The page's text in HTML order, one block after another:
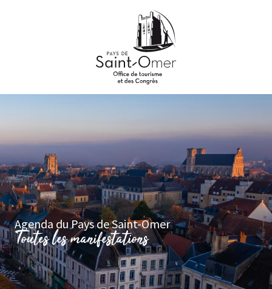
Agenda du Pays de Saint-Omer
Toutes les manifestations